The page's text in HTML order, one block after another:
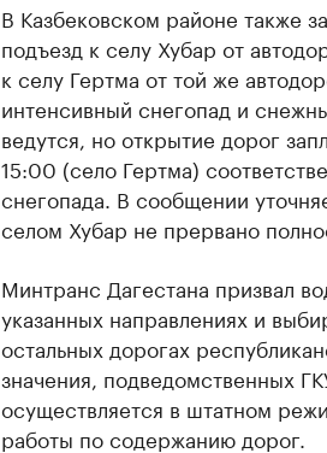
В Казбековском районе также
подъезд к селу Хубар от
к селу Гертма от той же
интенсивный снегопад и
ведутся, но открытие дорог
15:00 (село Гертма)
снегопада. В сообщении
селом Хубар не прервано
Минтранс Дагестана призвал
указанных направлениях и
остальных дорогах
значения, подведомственных
осуществляется в штатном
работы по содержанию дорог.